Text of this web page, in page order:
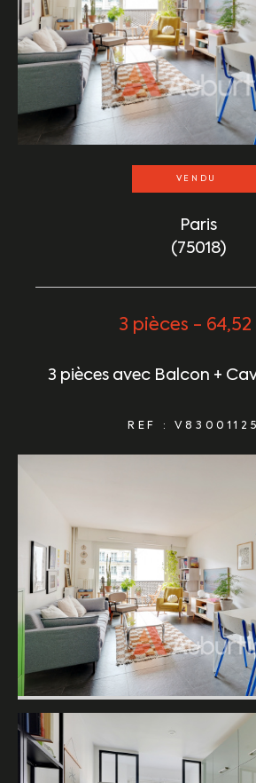
VENDU
Paris
(75018)
3 pièces - 64,52
3 pièces avec Balcon +
REF :